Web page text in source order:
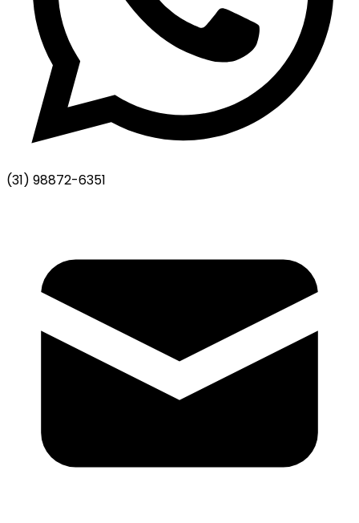
(31) 98872-6351